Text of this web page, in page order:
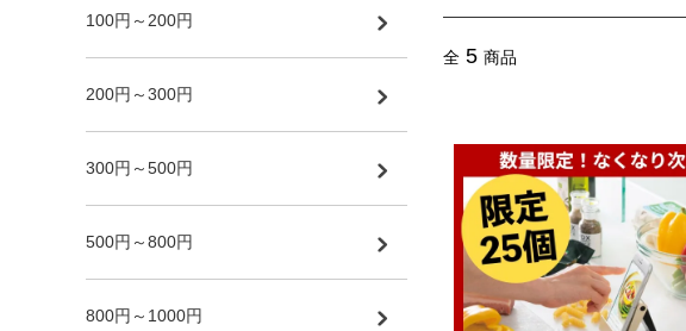
全 5 商品
100円～200円
200円～300円
300円～500円
500円～800円
800円～1000円